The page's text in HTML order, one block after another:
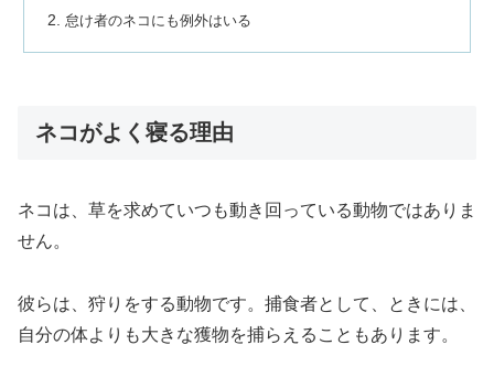
怠け者のネコにも例外はいる
ネコがよく寝る理由
ネコは、草を求めていつも動き回っている動物ではありま
せん。
彼らは、狩りをする動物です。捕食者として、ときには、
自分の体よりも大きな獲物を捕らえることもあります。